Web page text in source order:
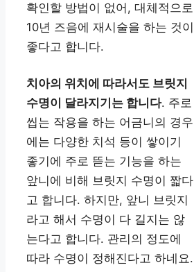
확인할 방법이 없어, 대체적으로
10년 즈음에 재시술을 하는 것이
좋다고 합니다.
치아의 위치에 따라서도 브릿지
수명이 달라지기는 합니다. 주로
씹는 작용을 하는 어금니의 경우
에는 다양한 치석 등이 쌓이기
좋기에 주로 뜯는 기능을 하는
앞니에 비해 브릿지 수명이 짧다
고 합니다. 하지만, 앞니 브릿지
라고 해서 수명이 다 길지는 않
는다고 합니다. 관리의 정도에
따라 수명이 정해진다고 하네요.